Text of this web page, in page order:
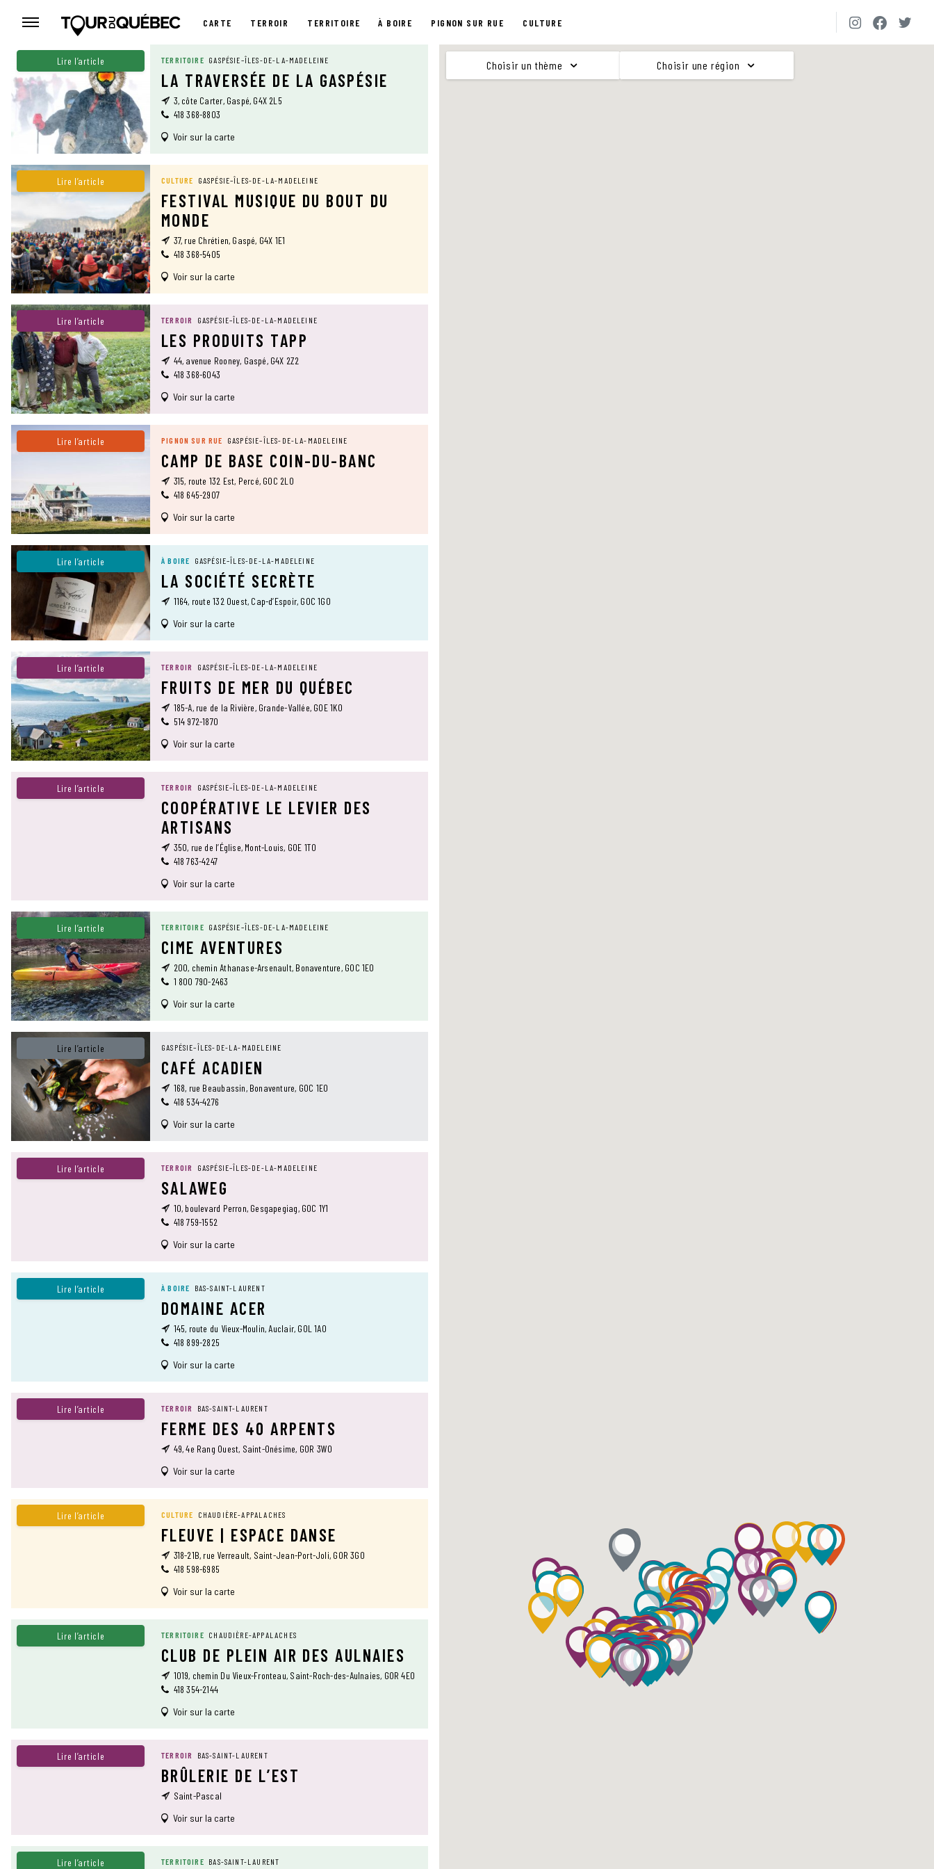
CARTE TERROIR TERRITOIRE À BOIRE PIGNON SUR RUE CULTURE
CARTE Choisir un thème Choisir une région
Lire l’article TERRITOIRE GASPÉSIE–ÎLES-DE-LA-MADELEINE
LA TRAVERSÉE DE LA GASPÉSIE
3, côte Carter, Gaspé, G4X 2L5
418 368-8803
Voir sur la carte
Lire l’article CULTURE GASPÉSIE–ÎLES-DE-LA-MADELEINE
FESTIVAL MUSIQUE DU BOUT DU
MONDE
37, rue Chrétien, Gaspé, G4X 1E1
418 368-5405
Voir sur la carte
Lire l’article TERROIR GASPÉSIE–ÎLES-DE-LA-MADELEINE
LES PRODUITS TAPP
44, avenue Rooney, Gaspé, G4X 2Z2
418 368-6043
Voir sur la carte
Lire l’article PIGNON SUR RUE GASPÉSIE–ÎLES-DE-LA-MADELEINE
CAMP DE BASE COIN-DU-BANC
315, route 132 Est, Percé, G0C 2L0
418 645-2907
Voir sur la carte
Lire l’article À BOIRE GASPÉSIE–ÎLES-DE-LA-MADELEINE
LA SOCIÉTÉ SECRÈTE
1164, route 132 Ouest, Cap-d’Espoir, G0C 1G0
Voir sur la carte
Lire l’article TERROIR GASPÉSIE–ÎLES-DE-LA-MADELEINE
FRUITS DE MER DU QUÉBEC
185-A, rue de la Rivière, Grande-Vallée, G0E 1K0
514 972-1870
Voir sur la carte
Lire l’article TERROIR GASPÉSIE–ÎLES-DE-LA-MADELEINE
COOPÉRATIVE LE LEVIER DES
ARTISANS
350, rue de l’Église, Mont-Louis, G0E 1T0
418 763-4247
Voir sur la carte
Lire l’article TERRITOIRE GASPÉSIE–ÎLES-DE-LA-MADELEINE
CIME AVENTURES
200, chemin Athanase-Arsenault, Bonaventure, G0C 1E0
1 800 790-2463
Voir sur la carte
Lire l’article GASPÉSIE–ÎLES-DE-LA-MADELEINE
CAFÉ ACADIEN
168, rue Beaubassin, Bonaventure, G0C 1E0
418 534-4276
Voir sur la carte
Lire l’article TERROIR GASPÉSIE–ÎLES-DE-LA-MADELEINE
SALAWEG
10, boulevard Perron, Gesgapegiag, G0C 1Y1
418 759-1552
Voir sur la carte
Lire l’article À BOIRE BAS-SAINT-LAURENT
DOMAINE ACER
145, route du Vieux-Moulin, Auclair, G0L 1A0
418 899-2825
Voir sur la carte
Lire l’article TERROIR BAS-SAINT-LAURENT
FERME DES 40 ARPENTS
49, 4e Rang Ouest, Saint-Onésime, G0R 3W0
Voir sur la carte
Lire l’article CULTURE CHAUDIÈRE-APPALACHES
FLEUVE | ESPACE DANSE
318-21B, rue Verreault, Saint-Jean-Port-Joli, G0R 3G0
418 598-6985
Voir sur la carte
Lire l’article TERRITOIRE CHAUDIÈRE-APPALACHES
CLUB DE PLEIN AIR DES AULNAIES
1019, chemin Du Vieux-Fronteau, Saint-Roch-des-Aulnaies, G0R 4E0
418 354-2144
Voir sur la carte
Lire l’article TERROIR BAS-SAINT-LAURENT
BRÛLERIE DE L’EST
Saint-Pascal
Voir sur la carte
Lire l’article TERRITOIRE BAS-SAINT-LAURENT